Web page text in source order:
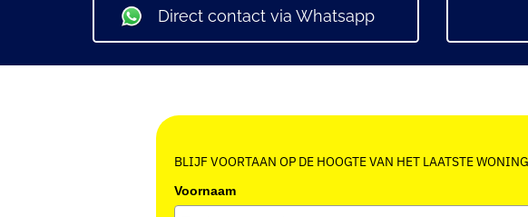
Direct contact via Whatsapp
BLIJF VOORTAAN OP DE HOOGTE VAN HET LAATSTE
Voornaam